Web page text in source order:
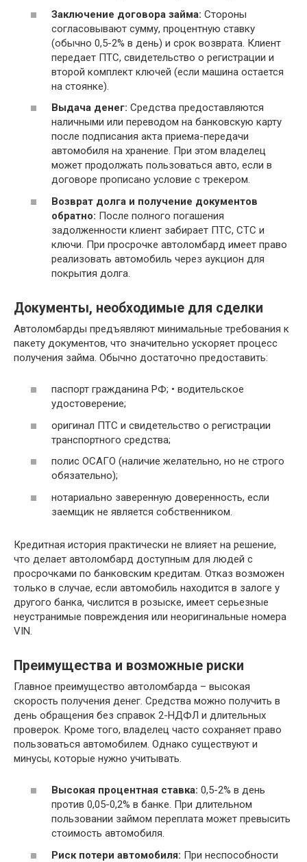
Заключение договора займа: Стороны
согласовывают сумму, процентную ставку
(обычно 0,5-2% в день) и срок возврата. Клиент
передает ПТС, свидетельство о регистрации и
второй комплект ключей (если машина остается
на стоянке).
Выдача денег: Средства предоставляются
наличными или переводом на банковскую карту
после подписания акта приема-передачи
автомобиля на хранение. При этом владелец
может продолжать пользоваться авто, если в
договоре прописано условие с трекером.
Возврат долга и получение документов
обратно: После полного погашения
задолженности клиент забирает ПТС, СТС и
ключи. При просрочке автоломбард имеет право
реализовать автомобиль через аукцион для
покрытия долга.
Документы, необходимые для сделки
Автоломбарды предъявляют минимальные требования к
пакету документов, что значительно ускоряет процесс
получения займа. Обычно достаточно предоставить:
паспорт гражданина РФ; • водительское
удостоверение;
оригинал ПТС и свидетельство о регистрации
транспортного средства;
полис ОСАГО (наличие желательно, но не строго
обязательно);
нотариально заверенную доверенность, если
заемщик не является собственником.
Кредитная история практически не влияет на решение,
что делает автоломбард доступным для людей с
просрочками по банковским кредитам. Отказ возможен
только в случае, если автомобиль находится в залоге у
другого банка, числится в розыске, имеет серьезные
неустранимые повреждения или неоригинальные номера
VIN.
Преимущества и возможные риски
Главное преимущество автоломбарда – высокая
скорость получения денег. Средства можно получить в
день обращения без справок 2-НДФЛ и длительных
проверок. Кроме того, владелец часто сохраняет право
пользоваться автомобилем. Однако существуют и
минусы, которые нужно учитывать.
Высокая процентная ставка: 0,5-2% в день
против 0,05-0,2% в банке. При длительном
пользовании займом переплата может превысить
стоимость автомобиля.
Риск потери автомобиля: При неспособности